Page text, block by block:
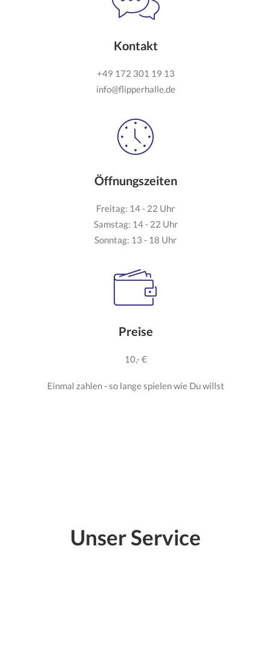
Kontakt
+49 172 301 19 13
info@flipperhalle.de
Öffnungszeiten
Freitag: 14 - 22 Uhr
Samstag: 14 - 22 Uhr
Sonntag: 13 - 18 Uhr
Preise
10,- €
Einmal zahlen - so lange spielen wie Du willst
Unser Service